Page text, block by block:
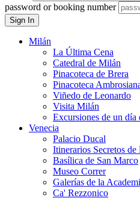
password or booking number
Sign In
Milán
La Última Cena
Catedral de Milán
Pinacoteca de Brera
Pinacoteca
Viñedo de Leonardo
Visita Milán
Excursiones de un día
Venecia
Palacio Ducal
Itinerarios Secretos de
Basílica de San Marco
Museo Correr
Galerías de la
Ca' Rezzonico